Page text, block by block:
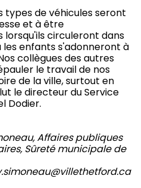
types de véhicules seront
et à être
circuleront dans
enfants s'adonneront à
collègues des autres
le travail de nos
de la ville, surtout en
le directeur du Service
Dodier.
Affaires publiques
Sûreté municipale de